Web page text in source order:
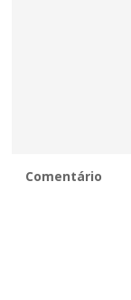
Comentário